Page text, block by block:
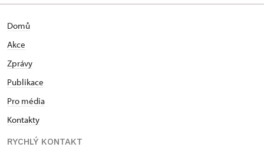
Domů
Akce
Zprávy
Publikace
Pro média
Kontakty
RYCHLÝ KONTAKT